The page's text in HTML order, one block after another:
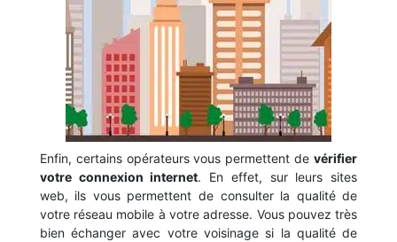
Enfin, certains opérateurs vous permettent devérifier
votre connexion internet. En effet, sur leurs sites
web, ils vous permettent de consulter la qualité de
votre réseau mobile à votre adresse. Vous pouvez très
bien échanger avec votre voisinage si la qualité de